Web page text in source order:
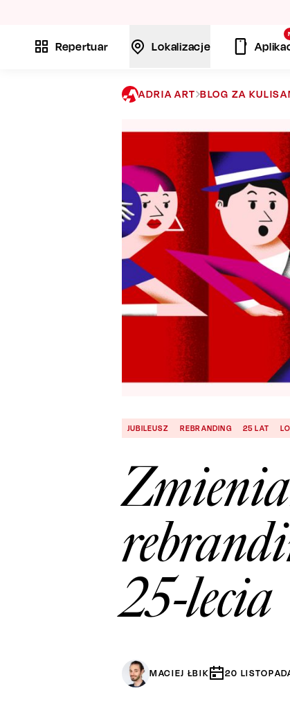
Repertuar Lokalizacje
ADRIA ART BLOG ZA
JUBILEUSZ REBRANDING 25 LAT
25-lecia
MACIEJ ŁBIK 20